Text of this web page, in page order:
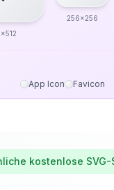
256x256
App Icon Favicon
kostenlose SVG-